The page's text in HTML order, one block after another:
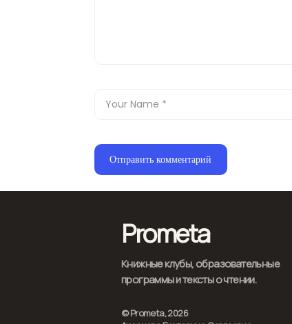
Prometa
Книжные клубы, образовательные
программы и тексты о чтении.
© Prometa, 2026